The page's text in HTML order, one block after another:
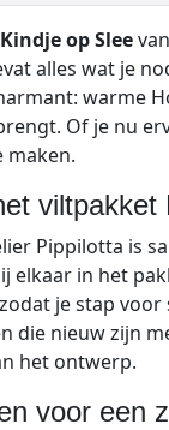
Kindje op Slee
alles wat je
warme
Of je nu
maken.
viltpakket
Pippilotta is
elkaar in het
je stap
die nieuw zijn
het ontwerp.
voor een